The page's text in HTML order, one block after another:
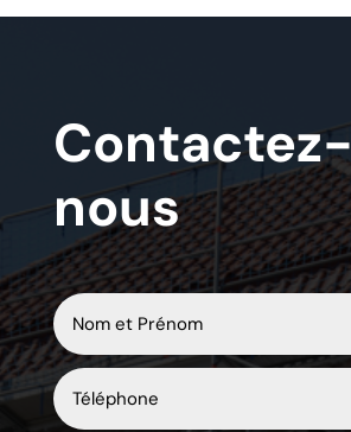
Contactez-
nous